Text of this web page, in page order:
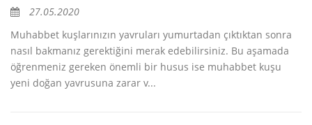
27.05.2020
Muhabbet kuşlarınızın yavruları yumurtadan çıktıktan sonra
nasıl bakmanız gerektiğini merak edebilirsiniz. Bu aşamada
öğrenmeniz gereken önemli bir husus ise muhabbet kuşu
yeni doğan yavrusuna zarar v...